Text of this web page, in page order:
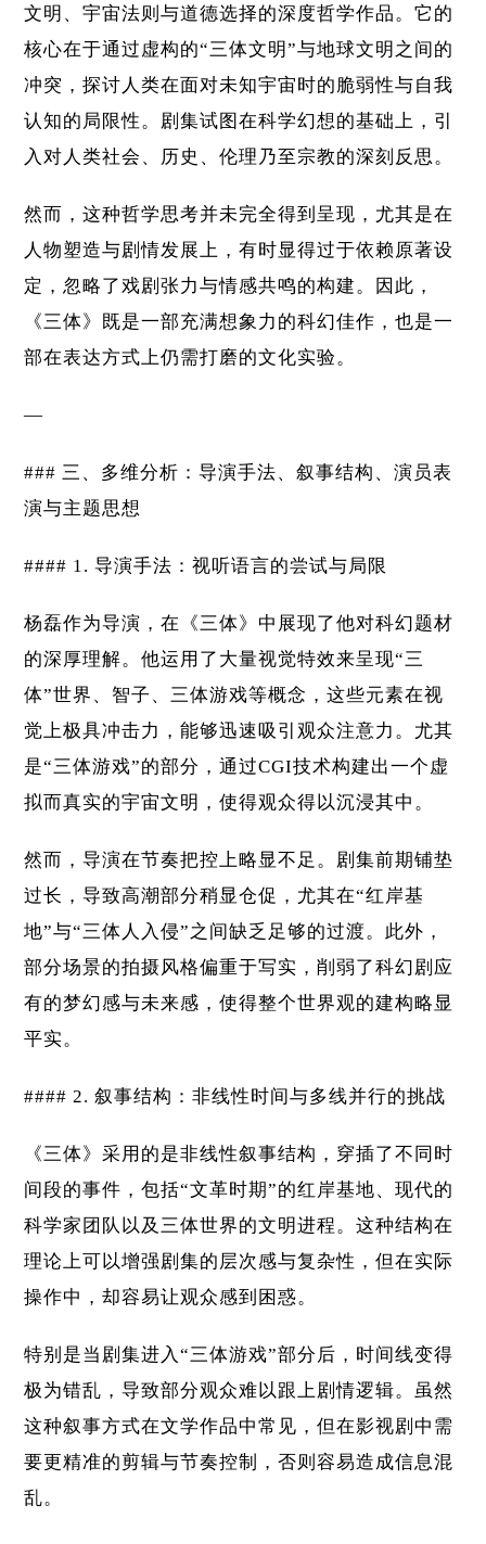
文明、宇宙法则与道德选择的深度哲学作品。它的
核心在于通过虚构的“三体文明”与地球文明之间的
冲突，探讨人类在面对未知宇宙时的脆弱性与自我
认知的局限性。剧集试图在科学幻想的基础上，引
入对人类社会、历史、伦理乃至宗教的深刻反思。
然而，这种哲学思考并未完全得到呈现，尤其是在
人物塑造与剧情发展上，有时显得过于依赖原著设
定，忽略了戏剧张力与情感共鸣的构建。因此，
《三体》既是一部充满想象力的科幻佳作，也是一
部在表达方式上仍需打磨的文化实验。
—
### 三、多维分析：导演手法、叙事结构、演员表
演与主题思想
#### 1. 导演手法：视听语言的尝试与局限
杨磊作为导演，在《三体》中展现了他对科幻题材
的深厚理解。他运用了大量视觉特效来呈现“三
体”世界、智子、三体游戏等概念，这些元素在视
觉上极具冲击力，能够迅速吸引观众注意力。尤其
是“三体游戏”的部分，通过CGI技术构建出一个虚
拟而真实的宇宙文明，使得观众得以沉浸其中。
然而，导演在节奏把控上略显不足。剧集前期铺垫
过长，导致高潮部分稍显仓促，尤其在“红岸基
地”与“三体人入侵”之间缺乏足够的过渡。此外，
部分场景的拍摄风格偏重于写实，削弱了科幻剧应
有的梦幻感与未来感，使得整个世界观的建构略显
平实。
#### 2. 叙事结构：非线性时间与多线并行的挑战
《三体》采用的是非线性叙事结构，穿插了不同时
间段的事件，包括“文革时期”的红岸基地、现代的
科学家团队以及三体世界的文明进程。这种结构在
理论上可以增强剧集的层次感与复杂性，但在实际
操作中，却容易让观众感到困惑。
特别是当剧集进入“三体游戏”部分后，时间线变得
极为错乱，导致部分观众难以跟上剧情逻辑。虽然
这种叙事方式在文学作品中常见，但在影视剧中需
要更精准的剪辑与节奏控制，否则容易造成信息混
乱。